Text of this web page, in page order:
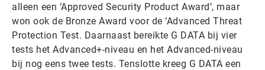
alleen een ‘Approved Security Product Award’, maar
won ook de Bronze Award voor de ‘Advanced Threat
Protection Test. Daarnaast bereikte G DATA bij vier
tests het Advanced+-niveau en het Advanced-niveau
bij nog eens twee tests. Tenslotte kreeg G DATA een